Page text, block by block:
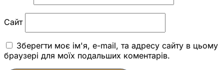
Сайт
Зберегти моє ім'я, e-mail, та адресу сайту в цьому
браузері для моїх подальших коментарів.